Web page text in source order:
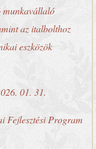
munkavállaló
az italbolthoz
eszközök
01. 31.
Fejlesztési Program